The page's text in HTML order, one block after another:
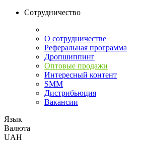
Сотрудничество
О сотрудничестве
Реферальная программа
Дропшиппинг
Оптовые продажи
Интересный контент
SMM
Дистрибьюция
Вакансии
Язык
Валюта
UAH